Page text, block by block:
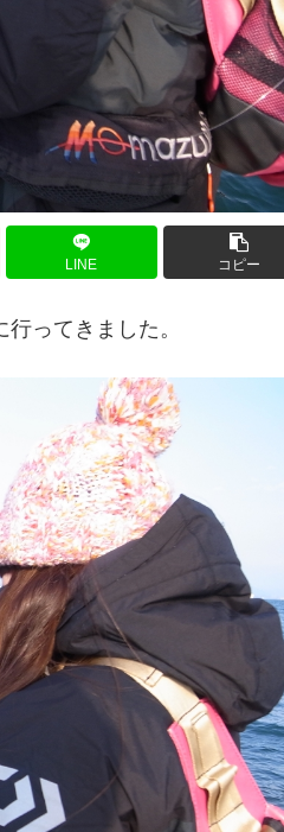
LINE コピー
ってきました。